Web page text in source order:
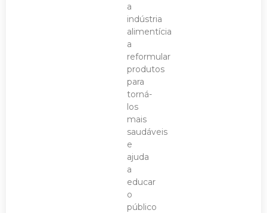
a
indústria
alimentícia
a
reformular
produtos
para
torná-
los
mais
saudáveis
e
ajuda
a
educar
o
público